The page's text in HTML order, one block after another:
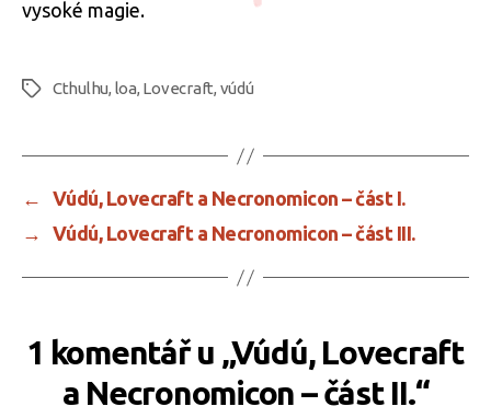
vysoké magie.
ŠtítkyCthulhu, loa, Lovecraft, vúdú
←
Vúdú, Lovecraft a Necronomicon – část I.
→
Vúdú, Lovecraft a Necronomicon – část III.
1 komentář u „Vúdú, Lovecraft
a Necronomicon – část II.“